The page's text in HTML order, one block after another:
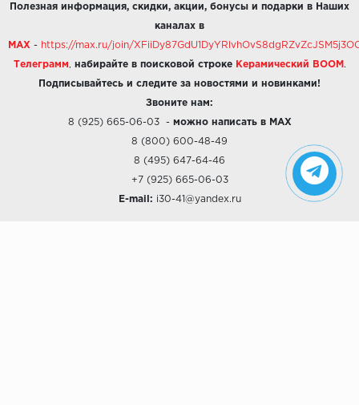
Полезная информация, скидки, акции, бонусы и подарки в Наших
каналах в
MAX - https://max.ru/join/
Телеграмм набирайте в поисковой строке Керамический BOOM .
Подписывайтесь и следите за новостями и новинками!
Звоните нам:
8 (925) 665-06-03- можно написать в MAX
8 (800) 600-48-49
8 (495) 647-64-46
+7 (925) 665-06-03
E-mail: i30-41@yandex.ru